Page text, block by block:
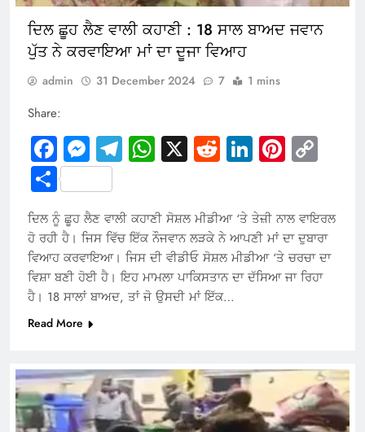
ਦਿਲ ਛੂਹ ਲੈਣ ਵਾਲੀ ਕਹਾਣੀ : 18 ਸਾਲ ਬਾਅਦ ਜਵਾਨ
ਪੁੱਤ ਨੇ ਕਰਵਾਇਆ ਮਾਂ ਦਾ ਦੂਜਾ ਵਿਆਹ
admin 31 December 2024 7 1 mins
Share:
Facebook
Messenger
Telegram
WhatsApp
X RedditLinkedIn
Share
ਦਿਲ ਨੂੰ ਛੂਹ ਲੈਣ ਵਾਲੀ ਕਹਾਣੀ ਸੋਸ਼ਲ ਮੀਡੀਆ ‘ਤੇ ਤੇਜ਼ੀ ਨਾਲ ਵਾਇਰਲ
ਹੋ ਰਹੀ ਹੈ। ਜਿਸ ਵਿੱਚ ਇੱਕ ਨੌਜਵਾਨ ਲੜਕੇ ਨੇ ਆਪਣੀ ਮਾਂ ਦਾ ਦੁਬਾਰਾ
ਵਿਆਹ ਕਰਵਾਇਆ। ਜਿਸ ਦੀ ਵੀਡੀਓ ਸੋਸ਼ਲ ਮੀਡੀਆ ‘ਤੇ ਚਰਚਾ ਦਾ
ਵਿਸ਼ਾ ਬਣੀ ਹੋਈ ਹੈ। ਇਹ ਮਾਮਲਾ ਪਾਕਿਸਤਾਨ ਦਾ ਦੱਸਿਆ ਜਾ ਰਿਹਾ
ਹੈ। 18 ਸਾਲਾਂ ਬਾਅਦ, ਤਾਂ ਜੋ ਉਸਦੀ ਮਾਂ ਇੱਕ…
Read More